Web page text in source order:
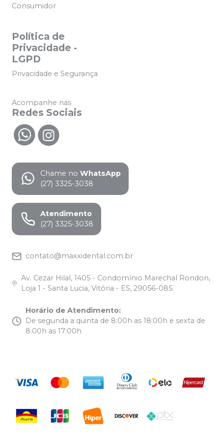
Consumidor
Política de
Privacidade -
LGPD
Privacidade e Segurança
Acompanhe nas
Redes Sociais
Chame no WhatsApp
(27) 3325-3038
Atendimento
(27) 3325-3038
contato@maxxidental.com.br
Av. Cezar Hilal, 1405 - Condomínio Marechal Rondon,
Loja 1 - Santa Lucia, Vitória - ES, 29056-085.
Horário de Atendimento:
De segunda a quinta de 8:00h as 18:00h e sexta de
8:00h as 17:00h